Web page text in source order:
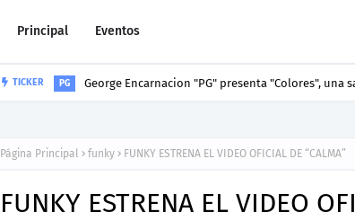
Principal Eventos
TICKER PG George Encarnacion "PG" presenta "Colores",
Página Principal funky FUNKY ESTRENA EL VIDEO OFICIAL DE “CALMA”
FUNKY ESTRENA EL VIDEO